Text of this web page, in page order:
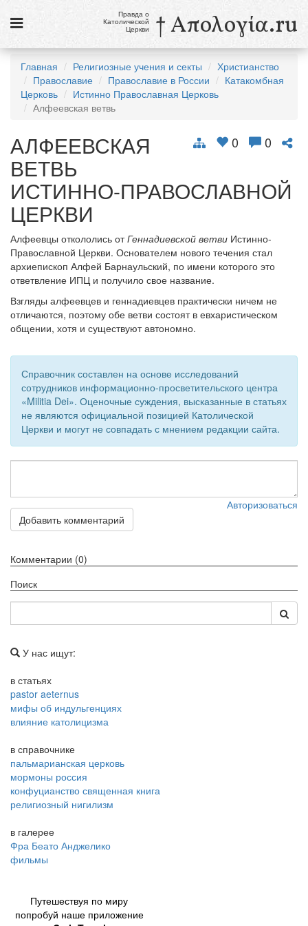
Новости
Католики в России
Галерея
Викторины
Ссылки
Религиозные учения и секты, справочник
8 августа
Св. Доминик, священник
см. календарь
Обратная связь
mail@apologia.ru
Отправить сообщение
Вход
Правда о
Католической
Церкви † Απολογία.ru
Главная Религиозные учения и секты
Христианство
Православие
Православие в России
Катакомбная
Церковь
Истинно Православная Церковь
Алфеевская ветвь
0 0
АЛФЕЕВСКАЯ
ВЕТВЬ
ИСТИННО-ПРАВОСЛАВНОЙ
ЦЕРКВИ
Алфеевцы откололись отГеннадиевской ветви Истинно-
Православной Церкви. Основателем нового течения стал
архиепископ Алфей Барнаульский, по имени которого это
ответвление ИПЦ и получило свое название.
Взгляды алфеевцев и геннадиевцев практически ничем не
отличаются, поэтому обе ветви состоят в евхаристическом
общении, хотя и существуют автономно.
Справочник составлен на основе исследований
сотрудников информационно-просветительского центра
«Militia Dei». Оценочные суждения, высказанные в статьях
не являются официальной позицией Католической
Церкви и могут не совпадать с мнением редакции сайта.
Авторизоваться
Добавить комментарий
Комментарии (0)
Поиск
У нас ищут:
в статьях
pastor aeternus
мифы об индульгенциях
влияние католицизма
в справочнике
пальмарианская церковь
мормоны россия
конфуцианство священная книга
религиозный нигилизм
в галерее
Фра Беато Анджелико
фильмы
Путешествуя по миру
попробуй наше приложение